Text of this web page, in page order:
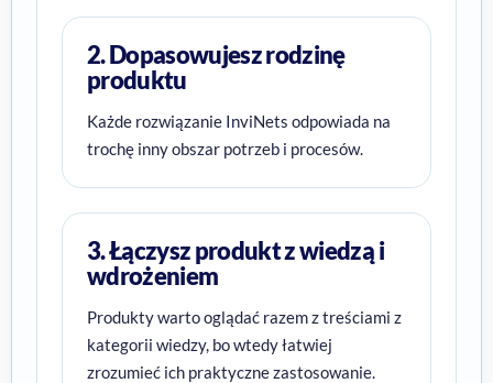
2. Dopasowujesz rodzinę
produktu
Każde rozwiązanie InviNets odpowiada na
trochę inny obszar potrzeb i procesów.
3. Łączysz produkt z wiedzą i
wdrożeniem
Produkty warto oglądać razem z treściami z
kategorii wiedzy, bo wtedy łatwiej
zrozumieć ich praktyczne zastosowanie.